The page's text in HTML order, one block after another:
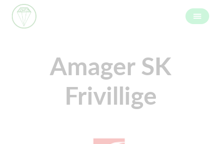
Amager SK
Frivillige